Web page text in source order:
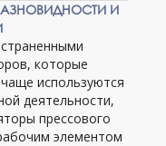
И
которые
используются
деятельности,
прессового
элементом